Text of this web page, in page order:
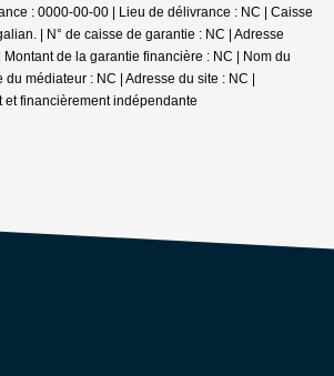
: 0000-00-00 | Lieu de délivrance : NC | Caisse
| N° de caisse de garantie : NC | Adresse
de la garantie financière : NC | Nom du
du médiateur : NC | Adresse du site : NC |
et financièrement indépendante